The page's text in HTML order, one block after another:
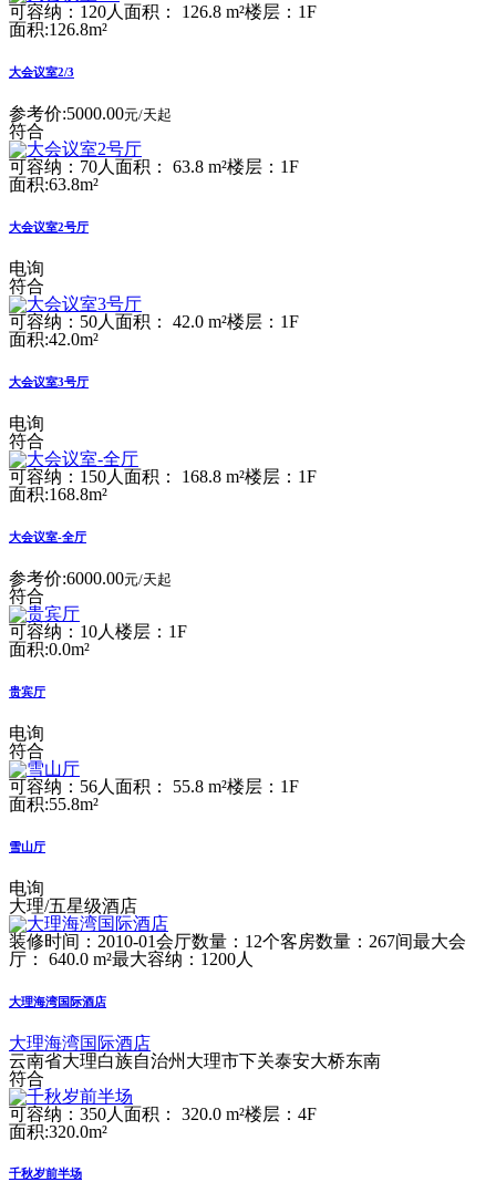
可容纳：120人 面积： 126.8 m²楼层：1F
面积:126.8m²
大会议室2/3
参考价:5000.00元/天起
符合
可容纳：70人 面积： 63.8 m²楼层：1F
面积:63.8m²
大会议室2号厅
电询
符合
可容纳：50人 面积： 42.0 m²楼层：1F
面积:42.0m²
大会议室3号厅
电询
符合
可容纳：150人 面积： 168.8 m²楼层：1F
面积:168.8m²
大会议室-全厅
参考价:6000.00元/天起
符合
可容纳：10人 楼层：1F
面积:0.0m²
贵宾厅
电询
符合
可容纳：56人 面积： 55.8 m²楼层：1F
面积:55.8m²
雪山厅
电询
大理/五星级酒店
装修时间：2010-01会厅数量：12个客房数量：267间最大会
厅： 640.0 m²最大容纳：1200人
大理海湾国际酒店
大理海湾国际酒店
云南省大理白族自治州大理市下关泰安大桥东南
符合
可容纳：350人 面积： 320.0 m²楼层：4F
面积:320.0m²
千秋岁前半场